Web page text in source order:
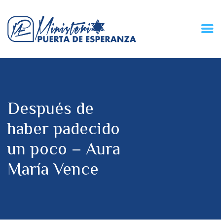
Después de
haber padecido
un poco – Aura
María Vence
MPE TV
DONACIONES
PARTICIPA
REUNIONES &
CONTACTOS